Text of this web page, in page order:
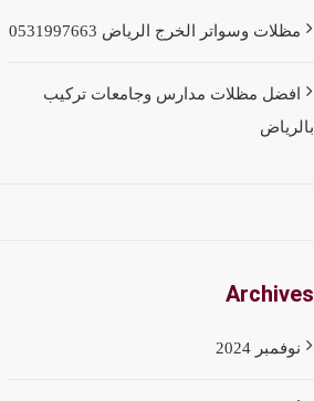
مظلات وسواتر الخرج الرياض 0531997663
افضل مظلات مدارس وجامعات تركيب
بالرياض
Archives
نوفمبر 2024